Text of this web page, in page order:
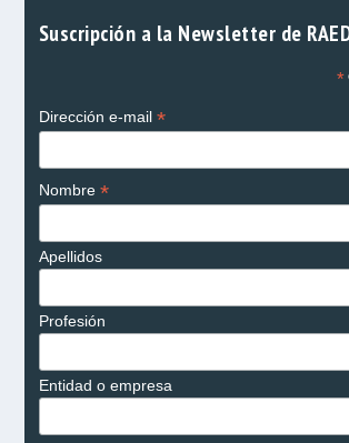
Suscripción a la Newsletter de
*
Dirección e-mail *
Nombre *
Apellidos
Profesión
Entidad o empresa